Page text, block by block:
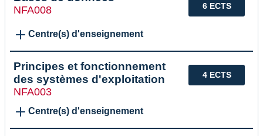
6 ECTS
NFA008
Centre(s) d'enseignement
4 ECTS
Principes et fonctionnement
des systèmes d'exploitation
NFA003
Centre(s) d'enseignement